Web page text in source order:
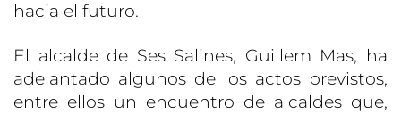
hacia el futuro.
El alcalde de Ses Salines, Guillem Mas, ha
adelantado algunos de los actos previstos,
entre ellos un encuentro de alcaldes que,